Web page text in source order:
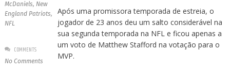
Após uma promissora temporada de estreia, o
jogador de 23 anos deu um salto considerável na
sua segunda temporada na NFL e ficou apenas a
um voto de Matthew Stafford na votação para o
MVP.
McDaniels, New
England Patriots,
NFL
COMMENTS
No Comments